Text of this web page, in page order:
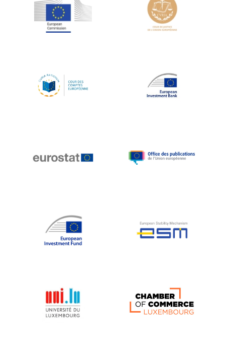
Jean-Louis Schiltz
Jean-Victor Louis
Johnny Åkerholm
Katharien L.C. Hunt
Klaus-Heiner Lehne
Koen LENAERTS
Lars Heikensten
Lucas Papademos
Máire Geoghegan-Quinn